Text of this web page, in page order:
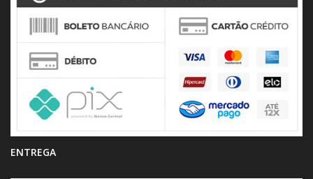
ENTREGA